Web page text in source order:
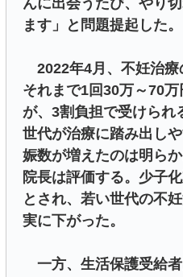
んに出会うたび、やり
ます」と問題提起した。
2022年4月、不妊治療
それまで1回30万～70
が、3割負担で受けられ
世代が治療に踏み出し
娠数が増えたのは明ら
院長は評価する。少子
とされ、若い世代の不
実に下がった。
一方、生活保護受給